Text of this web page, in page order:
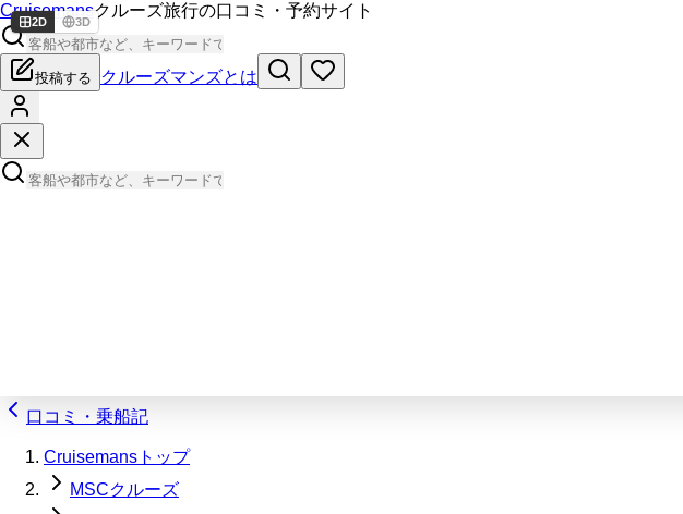
Cruisemansクルーズ旅行の口コミ・予約サイト
投稿する クルーズマンズとは
口コミ・乗船記
Cruisemansトップ
MSCクルーズ
2D 3D